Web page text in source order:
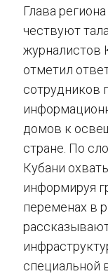
Глава
чествуют
журналистов
отметил
сотрудников
домов к
стране. По
Кубани
информируя
переменах в
специальной